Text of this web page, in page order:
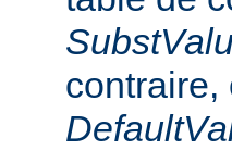
contraire,